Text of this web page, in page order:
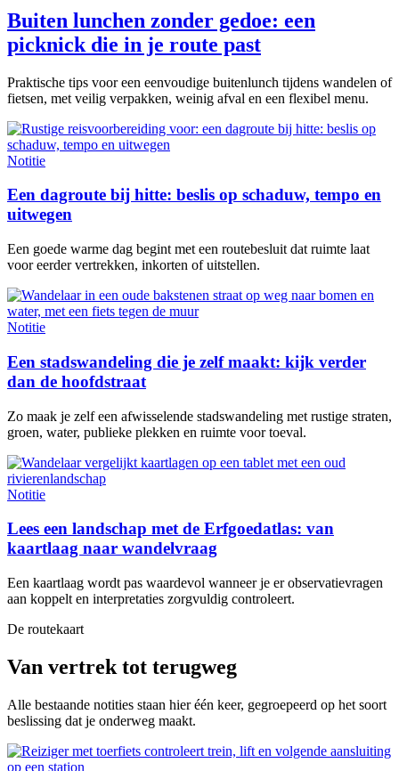
Buiten lunchen zonder gedoe: een
picknick die in je route past
Praktische tips voor een eenvoudige buitenlunch tijdens wandelen of
fietsen, met veilig verpakken, weinig afval en een flexibel menu.
Notitie
Een dagroute bij hitte: beslis op schaduw, tempo en
uitwegen
Een goede warme dag begint met een routebesluit dat ruimte laat
voor eerder vertrekken, inkorten of uitstellen.
Notitie
Een stadswandeling die je zelf maakt: kijk verder
dan de hoofdstraat
Zo maak je zelf een afwisselende stadswandeling met rustige straten,
groen, water, publieke plekken en ruimte voor toeval.
Notitie
Lees een landschap met de Erfgoedatlas: van
kaartlaag naar wandelvraag
Een kaartlaag wordt pas waardevol wanneer je er observatievragen
aan koppelt en interpretaties zorgvuldig controleert.
De routekaart
Van vertrek tot terugweg
Alle bestaande notities staan hier één keer, gegroepeerd op het soort
beslissing dat je onderweg maakt.